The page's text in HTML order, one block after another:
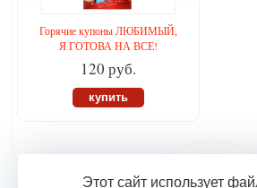
Горячие купоны ЛЮБИМЫЙ,
Я ГОТОВА НА ВСЕ!
120 руб.
купить
Этот сайт использует